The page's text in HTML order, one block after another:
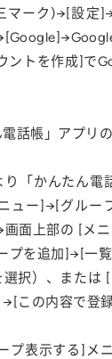
マーク)→[設定
ントを作成]で
電話帳」アプリ
り「かんたん電
ュー]→[グルー
画面上部の [メ
プを追加]→[一
選択）、または
→[この内容で登
プ表示する]メ